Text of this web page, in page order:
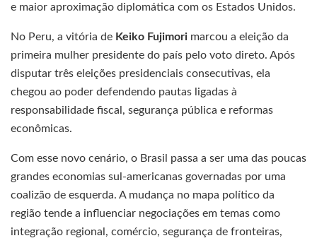
e maior aproximação diplomática com os Estados Unidos.
No Peru, a vitória de Keiko Fujimori marcou a eleição da
primeira mulher presidente do país pelo voto direto. Após
disputar três eleições presidenciais consecutivas, ela
chegou ao poder defendendo pautas ligadas à
responsabilidade fiscal, segurança pública e reformas
econômicas.
Com esse novo cenário, o Brasil passa a ser uma das poucas
grandes economias sul-americanas governadas por uma
coalizão de esquerda. A mudança no mapa político da
região tende a influenciar negociações em temas como
integração regional, comércio, segurança de fronteiras,